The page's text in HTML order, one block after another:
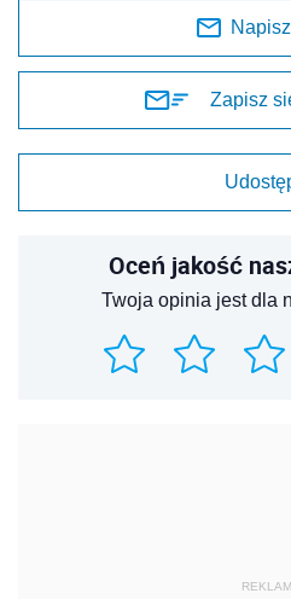
Zapisz
Oceń jakość
Twoja opinia jest dla